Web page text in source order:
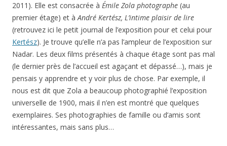
2011). Elle est consacrée à Émile Zola photographe (au
premier étage) et àAndré Kertész, L’intime plaisir de lire
(retrouvez ici le petit journal de l’exposition pour et celui pour
Kertész). Je trouve qu’elle n’a pas l’ampleur de l’exposition sur
Nadar. Les deux films présentés à chaque étage sont pas mal
(le dernier près de l’accueil est agaçant et dépassé…), mais je
pensais y apprendre et y voir plus de chose. Par exemple, il
nous est dit que Zola a beaucoup photographié l’exposition
universelle de 1900, mais il n’en est montré que quelques
exemplaires. Ses photographies de famille ou d’amis sont
intéressantes, mais sans plus…